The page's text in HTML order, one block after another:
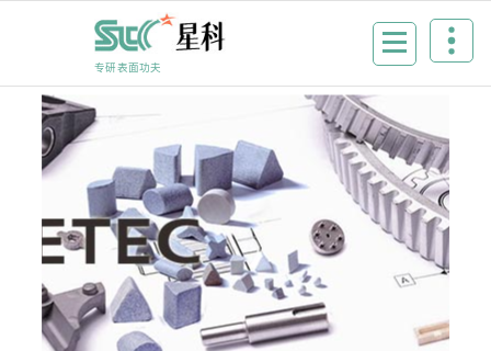
专研表面功夫